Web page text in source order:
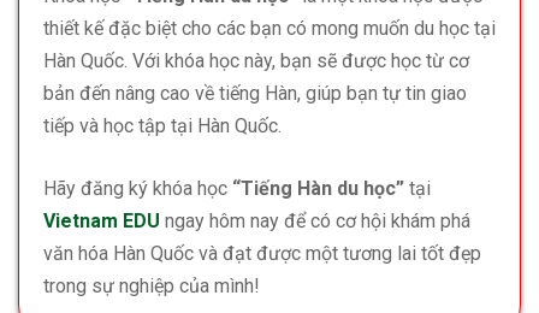
thiết kế đặc biệt cho các bạn có mong muốn du học tại
Hàn Quốc. Với khóa học này, bạn sẽ được học từ cơ
bản đến nâng cao về tiếng Hàn, giúp bạn tự tin giao
tiếp và học tập tại Hàn Quốc.
Hãy đăng ký khóa học “Tiếng Hàn du học” tại
Vietnam EDU ngay hôm nay để có cơ hội khám phá
văn hóa Hàn Quốc và đạt được một tương lai tốt đẹp
trong sự nghiệp của mình!